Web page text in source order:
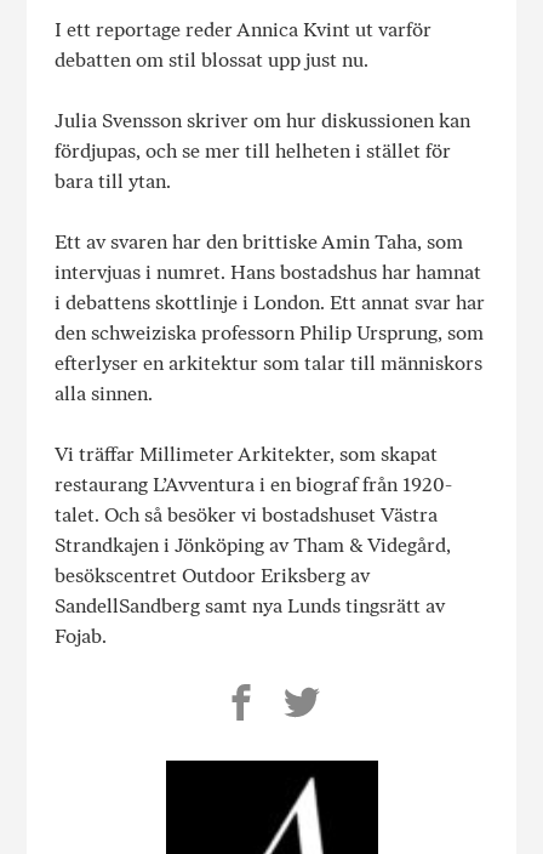
I ett reportage reder Annica Kvint ut varför
debatten om stil blossat upp just nu.
Julia Svensson skriver om hur diskussionen kan
fördjupas, och se mer till helheten i stället för
bara till ytan.
Ett av svaren har den brittiske Amin Taha, som
intervjuas i numret. Hans bostadshus har hamnat
i debattens skottlinje i London. Ett annat svar har
den schweiziska professorn Philip Ursprung, som
efterlyser en arkitektur som talar till människors
alla sinnen.
Vi träffar Millimeter Arkitekter, som skapat
restaurang L’Avventura i en biograf från 1920-
talet. Och så besöker vi bostadshuset Västra
Strandkajen i Jönköping av Tham & Videgård,
besökscentret Outdoor Eriksberg av
SandellSandberg samt nya Lunds tingsrätt av
Fojab.